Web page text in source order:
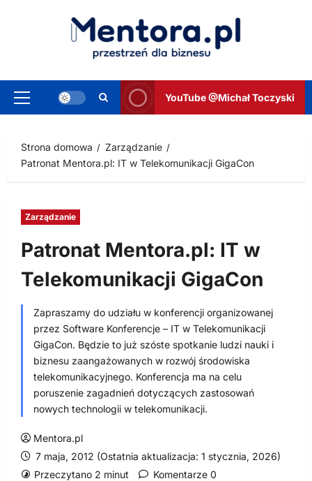
Menu
YouTube @Michał Toczyski
Strona domowa
Zarządzanie
Patronat Mentora.pl: IT w Telekomunikacji GigaCon
Zarządzanie
Patronat Mentora.pl: IT w
Telekomunikacji GigaCon
Zapraszamy do udziału w konferencji organizowanej
przez Software Konferencje – IT w Telekomunikacji
GigaCon. Będzie to już szóste spotkanie ludzi nauki i
biznesu zaangażowanych w rozwój środowiska
telekomunikacyjnego. Konferencja ma na celu
poruszenie zagadnień dotyczących zastosowań
nowych technologii w telekomunikacji.
Mentora.pl
7 maja, 2012 (Ostatnia aktualizacja: 1 stycznia, 2026)
Przeczytano 2 minut
Komentarze 0